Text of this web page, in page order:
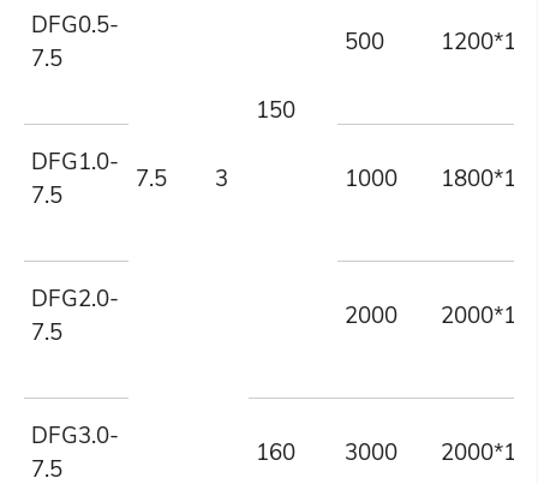
7.5 3
150
DFG0.5-
7.5
500
DFG1.0-
7.5
1000
DFG2.0-
7.5
2000
DFG3.0-
7.5
160 3000